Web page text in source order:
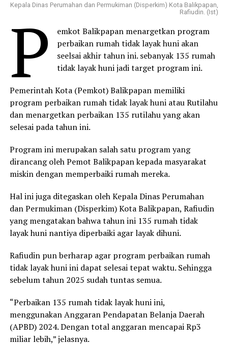
Kepala Dinas Perumahan dan Permukiman (Disperkim) Kota Balikpapan,
Rafiudin. (Ist)
P
emkot Balikpapan menargetkan program
perbaikan rumah tidak layak huni akan
seelsai akhir tahun ini. sebanyak 135 rumah
tidak layak huni jadi target program ini.
Pemerintah Kota (Pemkot) Balikpapan memiliki
program perbaikan rumah tidak layak huni atau Rutilahu
dan menargetkan perbaikan 135 rutilahu yang akan
selesai pada tahun ini.
Program ini merupakan salah satu program yang
dirancang oleh Pemot Balikpapan kepada masyarakat
miskin dengan memperbaiki rumah mereka.
Hal ini juga ditegaskan oleh Kepala Dinas Perumahan
dan Permukiman (Disperkim) Kota Balikpapan, Rafiudin
yang mengatakan bahwa tahun ini 135 rumah tidak
layak huni nantiya diperbaiki agar layak dihuni.
Rafiudin pun berharap agar program perbaikan rumah
tidak layak huni ini dapat selesai tepat waktu. Sehingga
sebelum tahun 2025 sudah tuntas semua.
“Perbaikan 135 rumah tidak layak huni ini,
menggunakan Anggaran Pendapatan Belanja Daerah
(APBD) 2024. Dengan total anggaran mencapai Rp3
miliar lebih,” jelasnya.